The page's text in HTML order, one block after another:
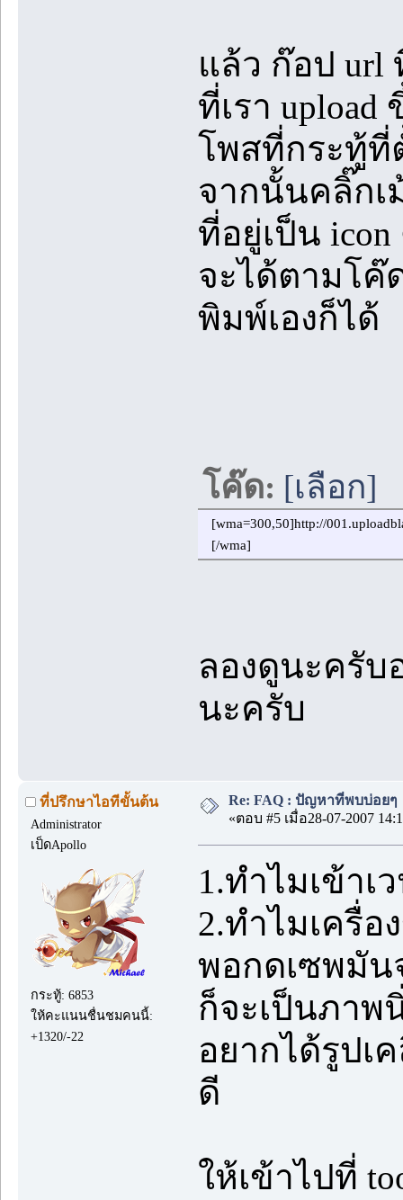
แล้ว ก๊อป
ที่เรา
โพสที่กระทู้ที่
จากนั้นคลิ๊กเ
ที่อยู่เป็น
จะได้ตามโค๊
พิมพ์เองก็ได้
โค๊ด: [เลือก]
[wma=300,50]http://
[/wma]
ลองดูนะครับ
นะครับ
ที่ปรึกษาไอทีขั้นต้น
Administrator
เป็ดApollo
กระทู้: 6853
ให้คะแนนชื่นชมคนนี้:
+1320/-22
Re: FAQ : ปัญหาที่พบบ่อยๆ
«ตอบ #5 เมื่อ28-07-2007
1.ทำไมเข้าเ
2.ทำไมเครื่
พอกดเซพมัน
ก็จะเป็นภาพ
อยากได้รูปเ
ดี
ให้เข้าไปที่